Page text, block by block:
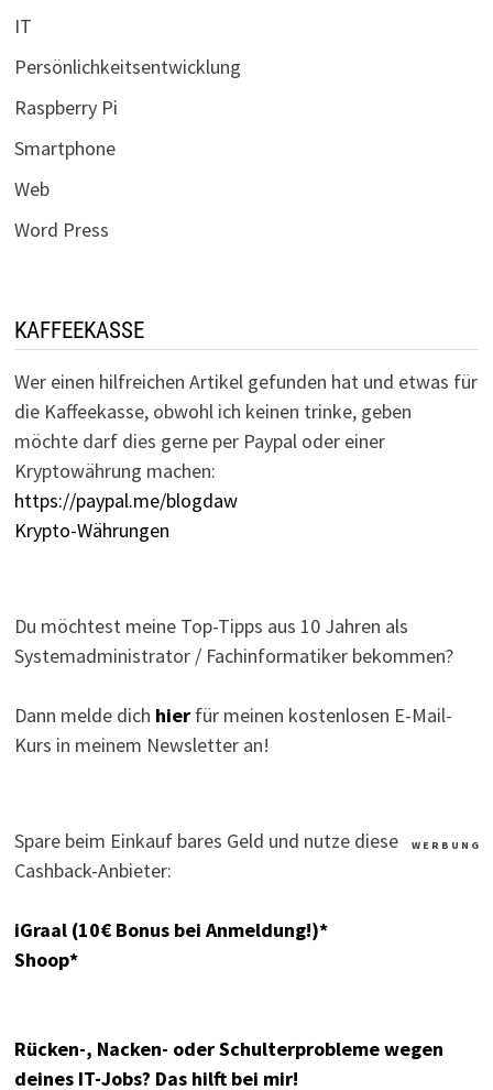
IT
Persönlichkeitsentwicklung
Raspberry Pi
Smartphone
Web
Word Press
KAFFEEKASSE
Wer einen hilfreichen Artikel gefunden hat und etwas für
die Kaffeekasse, obwohl ich keinen trinke, geben
möchte darf dies gerne per Paypal oder einer
Kryptowährung machen:
https://paypal.me/blogdaw
Krypto-Währungen
Du möchtest meine Top-Tipps aus 10 Jahren als
Systemadministrator / Fachinformatiker bekommen?
Dann melde dich hierfür meinen kostenlosen E-Mail-
Kurs in meinem Newsletter an!
W E R B U N G
Spare beim Einkauf bares Geld und nutze diese
Cashback-Anbieter:
iGraal (10€ Bonus bei Anmeldung!)*
Shoop*
Rücken-, Nacken- oder Schulterprobleme wegen
deines IT-Jobs? Das hilft bei mir!